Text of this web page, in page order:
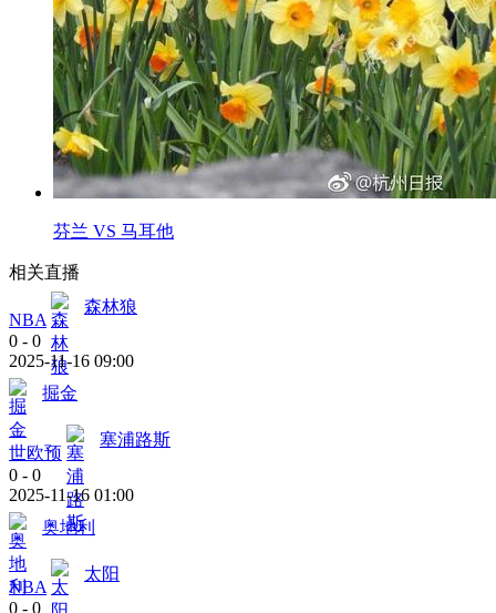
芬兰 VS 马耳他
相关直播
NBA
森林狼
0 - 0
2025-11-16 09:00
掘金
世欧预
塞浦路斯
0 - 0
2025-11-16 01:00
奥地利
NBA
太阳
0 - 0